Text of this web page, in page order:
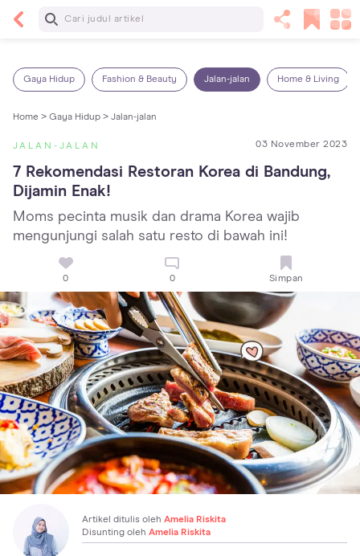
Baca Selanjutnya
Gaya Hidup Fashion & Beauty Jalan-jalan Home & Living
Home > Gaya Hidup > Jalan-jalan
JALAN-JALAN 03 November 2023
7 Rekomendasi Restoran Korea di Bandung,
Dijamin Enak!
Moms pecinta musik dan drama Korea wajib
mengunjungi salah satu resto di bawah ini!
0 0 Simpan
Artikel ditulis oleh Amelia Riskita
Disunting oleh Amelia Riskita